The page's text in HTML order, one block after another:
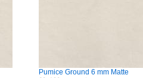
Pumice Ground 6 mm Matte